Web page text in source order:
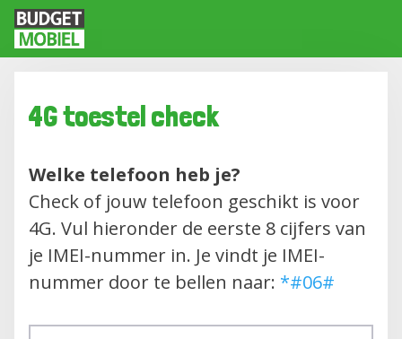
4G toestel check
Welke telefoon heb je?
Check of jouw telefoon geschikt is voor
4G. Vul hieronder de eerste 8 cijfers van
je IMEI-nummer in. Je vindt je IMEI-
nummer door te bellen naar: *#06#